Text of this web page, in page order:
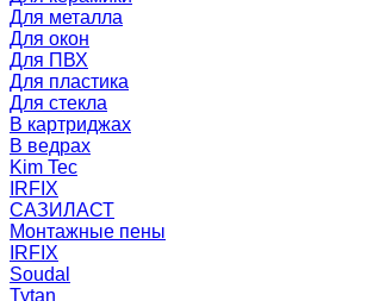
Для металла
Для окон
Для ПВХ
Для пластика
Для стекла
В картриджах
В ведрах
Kim Tec
IRFIX
САЗИЛАСТ
Монтажные пены
IRFIX
Soudal
Tytan